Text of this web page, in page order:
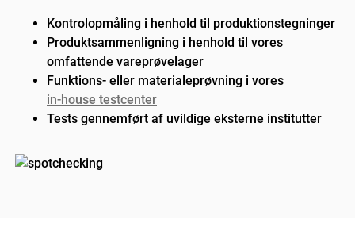
Kontrolopmåling i henhold til produktionstegninger
Produktsammenligning i henhold til vores
omfattende vareprøvelager
Funktions- eller materialeprøvning i vores
in-house testcenter
Tests gennemført af uvildige eksterne institutter